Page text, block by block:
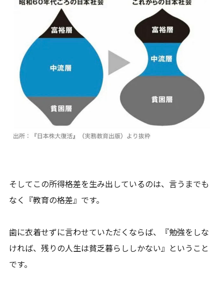
そしてこの所得格差を生み出しているのは、言うまでも
なく『教育の格差』です。
歯に衣着せずに言わせていただくならば、『勉強をしな
ければ、残りの人生は貧乏暮らししかない』ということ
です。